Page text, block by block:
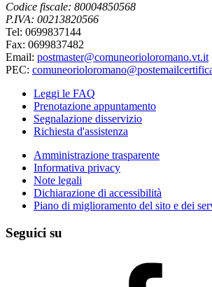
Codice fiscale: 80004850568
P.IVA: 00213820566
Tel: 0699837144
Fax: 0699837482
Email: postmaster@comuneorioloromano.vt.it
PEC:
Leggi le FAQ
Prenotazione appuntamento
Segnalazione disservizio
Richiesta d'assistenza
Amministrazione trasparente
Informativa privacy
Note legali
Dichiarazione di accessibilità
Piano di miglioramento del sito e dei
Seguici su